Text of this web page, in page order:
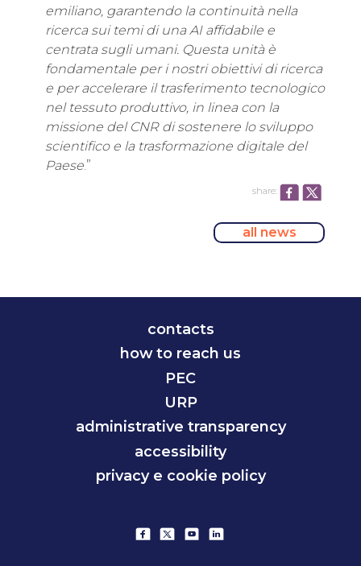
emiliano, garantendo la continuità nella
ricerca sui temi di una AI affidabile e
centrata sugli umani. Questa unità è
fondamentale per i nostri obiettivi di ricerca
e per accelerare il trasferimento tecnologico
nel tessuto produttivo, in linea con la
missione del CNR di sostenere lo sviluppo
scientifico e la trasformazione digitale del
Paese .”
share:
all news
contacts
how to reach us
PEC
URP
administrative transparency
accessibility
privacy e cookie policy